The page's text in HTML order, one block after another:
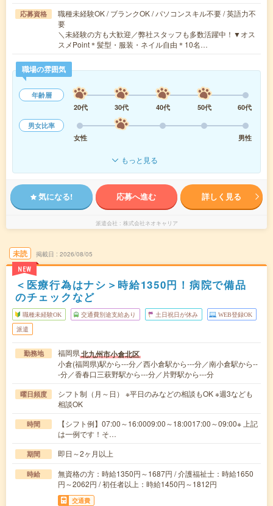
応募資格
職種未経験OK / ブランクOK / パソコンスキル不要 / 英語力不
要
＼未経験の方も大歓迎／弊社スタッフも多数活躍中！▼オス
スメPoint＊髪型・服装・ネイル自由＊10名…
職場の雰囲気
年齢層
20代
30代 40代 50代
60代
男女比率
女性
男性
もっと見る
気になる! 応募へ進む 詳しく見る
派遣会社 株式会社ネオキャリア
未読
NEW
掲載日 2026/08/05
＜医療行為はナシ＞時給1350円！病院で備品
のチェックなど
職種未経験OK 交通費別途支給あり 土日祝日が休み WEB登録OK
派遣
勤務地 福岡県北九州市小倉北区
小倉(福岡県)駅から---分／西小倉駅から---分／南小倉駅から--
-分／香春口三萩野駅から---分／片野駅から---分
曜日頻度
シフト制（月～日） ※平日のみなどの相談もOK ※週3なども
相談OK
時間
【シフト例】07:00～16:0009:00～18:0017:00～09:00※ 上記
は一例です！そ…
期間 即日～2ヶ月以上
時給
無資格の方：時給1350円～1687円 / 介護福祉士：時給1650
円～2062円 / 初任者以上：時給1450円～1812円
交通費